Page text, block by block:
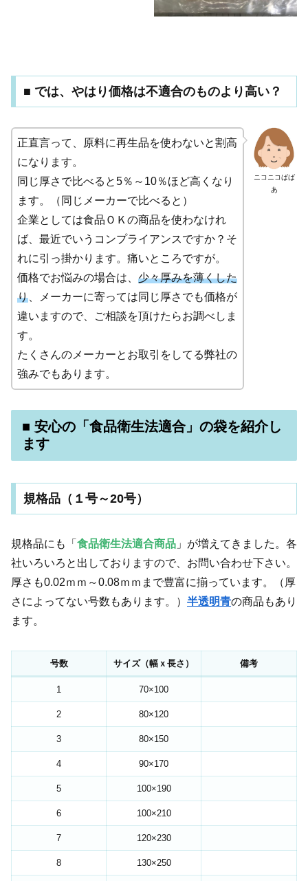
■ では、やはり価格は不適合のものより高い？
ニコニコばば
あ
正直言って、原料に再生品を使わないと割高
になります。
同じ厚さで比べると5％～10％ほど高くなり
ます。（同じメーカーで比べると）
企業としては食品ＯＫの商品を使わなけれ
ば、最近でいうコンプライアンスですか？そ
れに引っ掛かります。痛いところですが。
価格でお悩みの場合は、 少々厚みを薄くした
り 、メーカーに寄っては同じ厚さでも価格が
違いますので、ご相談を頂けたらお調べしま
す。
たくさんのメーカーとお取引をしてる弊社の
強みでもあります。
■ 安心の「食品衛生法適合」の袋を紹介し
ます
規格品（１号～20号）
規格品にも「 食品衛生法適合商品 」が増えてきました。各
社いろいろと出しておりますので、お問い合わせ下さい。
厚さも0.02ｍｍ～0.08ｍｍまで豊富に揃っています。（厚
さによってない号数もあります。） 半透明青の商品もあり
ます。
号数 サイズ（幅ｘ長さ） 備考
1 70×100
2 80×120
3 80×150
4 90×170
5 100×190
6 100×210
7 120×230
8 130×250